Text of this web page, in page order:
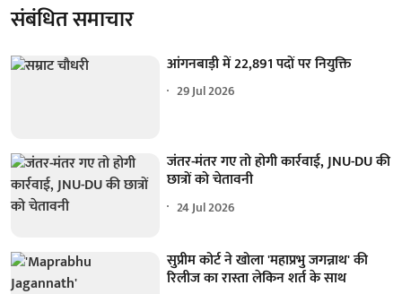
संबंधित समाचार
आंगनबाड़ी में 22,891 पदों पर नियुक्ति
29 Jul 2026
जंतर-मंतर गए तो होगी कार्रवाई, JNU-DU की
छात्रों को चेतावनी
24 Jul 2026
सुप्रीम कोर्ट ने खोला 'महाप्रभु जगन्नाथ' की
रिलीज का रास्ता लेकिन शर्त के साथ